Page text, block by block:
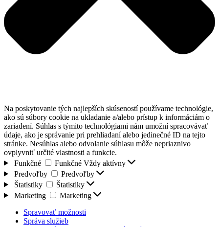
Na poskytovanie tých najlepších skúseností používame technológie,
ako sú súbory cookie na ukladanie a/alebo prístup k informáciám o
zariadení. Súhlas s týmito technológiami nám umožní spracovávať
údaje, ako je správanie pri prehliadaní alebo jedinečné ID na tejto
stránke. Nesúhlas alebo odvolanie súhlasu môže nepriaznivo
ovplyvniť určité vlastnosti a funkcie.
Funkčné
Funkčné Vždy aktívny
Predvoľby
Predvoľby
Štatistiky
Štatistiky
Marketing
Marketing
Spravovať možnosti
Správa služieb